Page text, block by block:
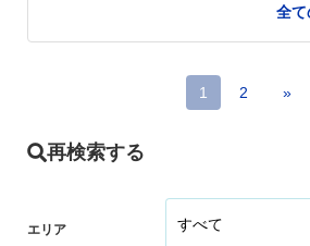
全て
1 2 »
再検索する
エリア